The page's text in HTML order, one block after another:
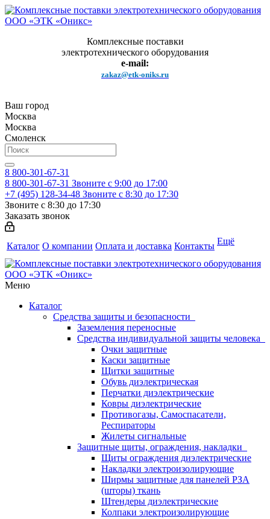
Комплексные поставки
электротехнического оборудования
e-mail:
zakaz@etk-oniks.ru
Ваш город
Москва
Москва
Смоленск
8 800-301-67-31
8 800-301-67-31 Звоните с 9:00 до 17:00
+7 (495) 128-34-48 Звоните с 8:30 до 17:30
Звоните с 8:30 до 17:30
Заказать звонок
Каталог О компании Оплата и доставка Контакты Ещё
Меню
Каталог
Средства защиты и безопасности
Заземления переносные
Средства индивидуальной защиты человека
Очки защитные
Каски защитные
Щитки защитные
Обувь диэлектрическая
Перчатки диэлектрические
Ковры диэлектрические
Противогазы, Самоспасатели,
Респираторы
Жилеты сигнальные
Защитные щиты, ограждения, накладки
Щиты ограждения диэлектрические
Накладки электроизолирующие
Ширмы защитные для панелей РЗА
(шторы) ткань
Штендеры диэлектрические
Колпаки электроизолирующие